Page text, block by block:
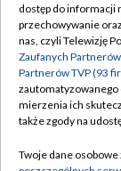
Abonament
Emisja w TVP
Centrum
Naziemna
dostęp do informacji
przechowywanie
nas, czyli Telewizję
Zaufanych
Partnerów TVP (93
zautomatyzowanego
mierzenia ich
także zgody na
Twoje dane